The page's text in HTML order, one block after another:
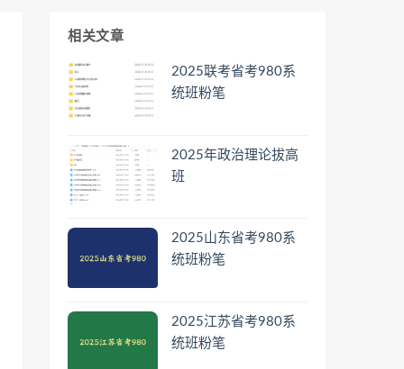
相关文章
2025联考省考980系
统班粉笔
2025年政治理论拔高
班
2025山东省考980系
统班粉笔
2025江苏省考980系
统班粉笔